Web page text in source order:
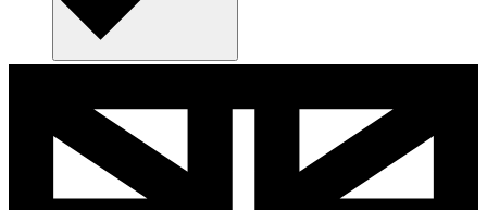
Nye kandidater til din virksomhed